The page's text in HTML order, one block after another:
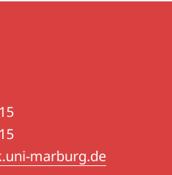
marburg.de